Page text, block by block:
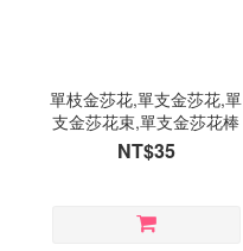
單枝金莎花,單支金莎花,單
支金莎花束,單支金莎花棒
NT$35